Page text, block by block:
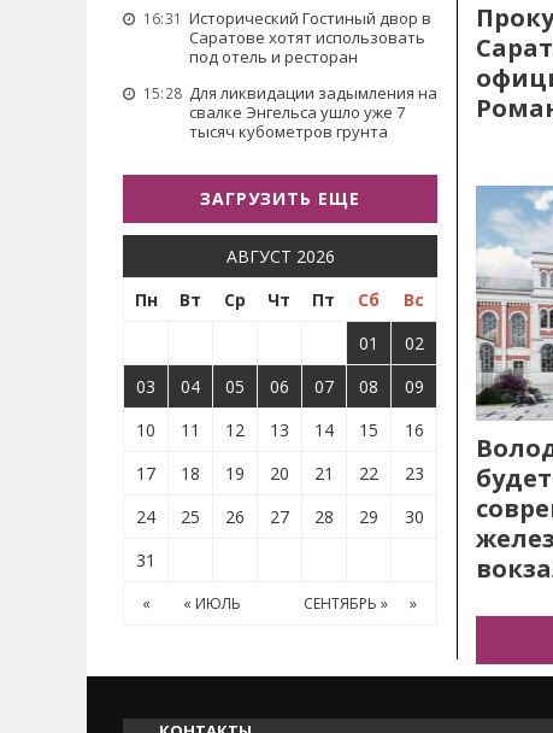
16:31 Исторический Гостиный двор в
Саратове хотят использовать
под отель и ресторан
15:28 Для ликвидации задымления на
свалке Энгельса ушло уже 7
тысяч кубометров грунта
ЗАГРУЗИТЬ ЕЩЕ
АВГУСТ 2026
Пн
Вт Ср Чт Пт Сб
Вс
01
02
03
04 05 06 07 08
09
10
11 12 13 14 15
16
17
18 19 20 21 22
23
24
25 26 27 28 29
30
31
« « ИЮЛЬ СЕНТЯБРЬ » »